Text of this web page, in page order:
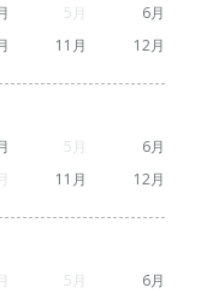
5
6
11 12
5
6
11 12
5
6